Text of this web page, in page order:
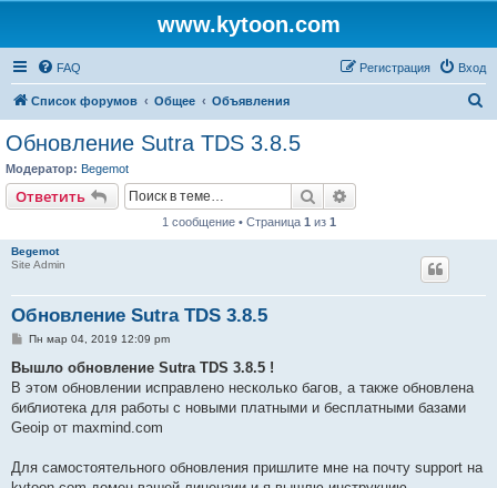
www.kytoon.com
FAQ Вход
Регистрация
Список форумов Общее Объявления
Обновление Sutra TDS 3.8.5
Модератор: Begemot
Ответить Поиск
1 сообщение • Страница 1 из 1
Begemot
Site Admin
Обновление Sutra TDS 3.8.5
С
о
щ
е
и
Пн мар 04, 2019 12:09 pm
Вышло обновление Sutra TDS 3.8.5 !
В этом обновлении исправлено несколько багов, а также обновлена
библиотека для работы с новыми платными и бесплатными базами
Geoip от maxmind.com
Для самостоятельного обновления пришлите мне на почту support на